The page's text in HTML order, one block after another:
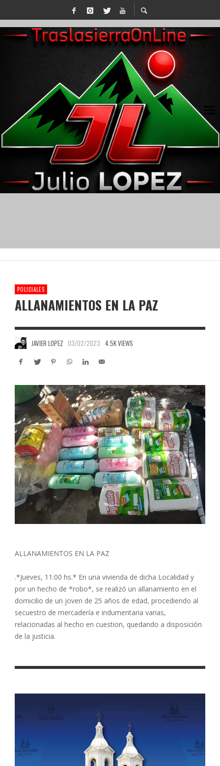
POLICIALES
ALLANAMIENTOS EN LA PAZ
JAVIER LOPEZ 03/02/2023 4.5K VIEWS
ALLANAMIENTOS EN LA PAZ
.*Jueves, 11:00 hs.* En una vivienda de dicha Localidad y
por un hecho de *robo*, se realizó un allanamiento en el
domicilio de un joven de 25 años de edad, procediendo al
secuestro de mercadería e indumentaria varias,
relacionadas al hecho en cuestion, quedando a disposición
de la justicia.